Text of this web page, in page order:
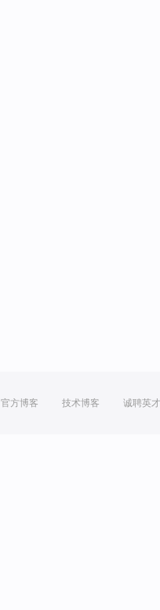
官方博客 技术博客 诚聘英才